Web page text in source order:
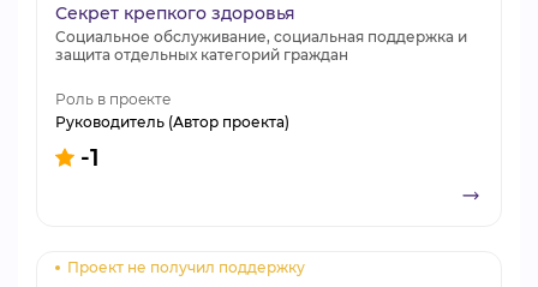
Секрет крепкого здоровья
Социальное обслуживание, социальная поддержка и
защита отдельных категорий граждан
Роль в проекте
Руководитель (Автор проекта)
-1
Проект не получил поддержку